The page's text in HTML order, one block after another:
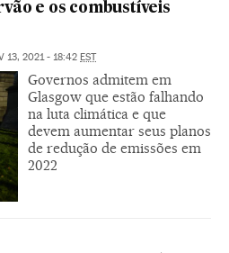
e os combustíveis
13, 2021 - 18:42 EST
Governos admitem em
Glasgow que estão falhando
na luta climática e que
devem aumentar seus planos
de redução de emissões em
2022